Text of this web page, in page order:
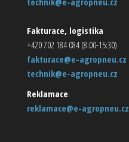
Fakturace, logistika
+420 702 184 084 (8:00-15:30)
fakturace@e-agropneu.cz
technik@e-agropneu.cz
Reklamace:
reklamace@e-agropneu.cz